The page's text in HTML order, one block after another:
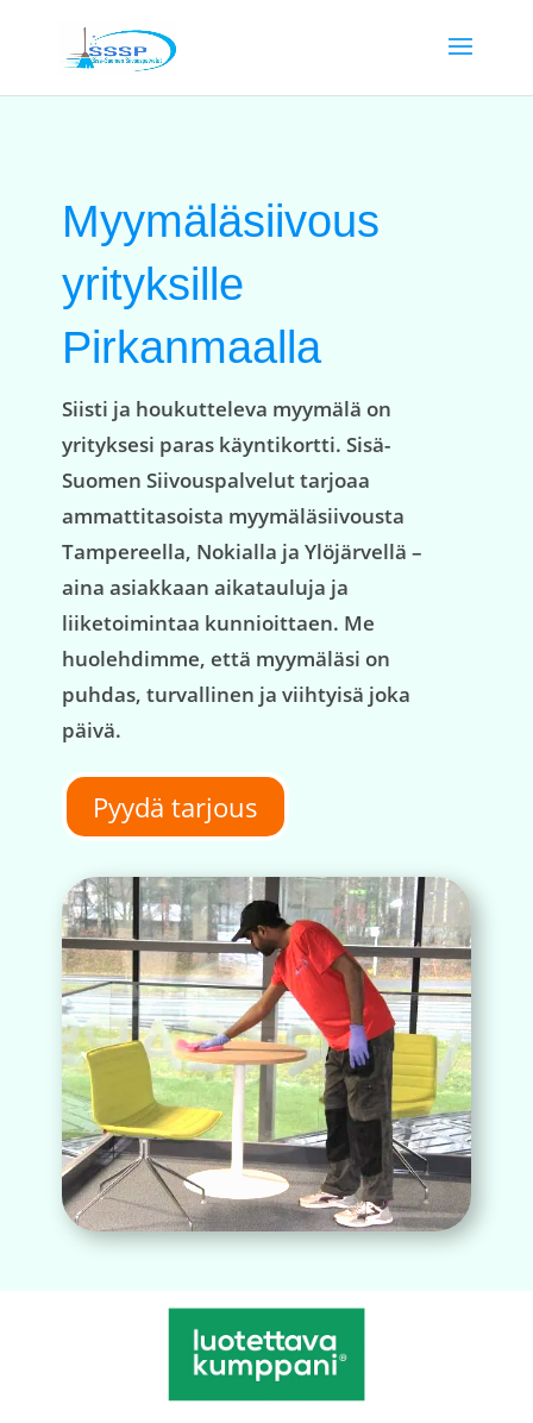
Myymäläsiivous
yrityksille
Pirkanmaalla
Siisti ja houkutteleva myymälä on
yrityksesi paras käyntikortti. Sisä-
Suomen Siivouspalvelut tarjoaa
ammattitasoista myymäläsiivousta
Tampereella, Nokialla ja Ylöjärvellä –
aina asiakkaan aikatauluja ja
liiketoimintaa kunnioittaen. Me
huolehdimme, että myymäläsi on
puhdas, turvallinen ja viihtyisä joka
päivä.
Pyydä tarjous